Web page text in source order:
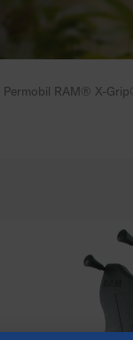
Permobil RAM® X-